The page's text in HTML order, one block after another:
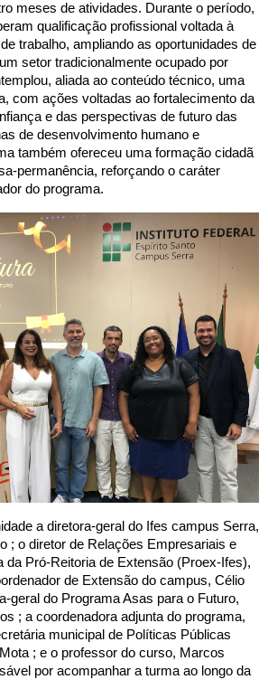
meses de atividades. Durante o período,
qualificação profissional voltada à
trabalho, ampliando as oportunidades de
setor tradicionalmente ocupado por
aliada ao conteúdo técnico, uma
com ações voltadas ao fortalecimento da
e das perspectivas de futuro das
de desenvolvimento humano e
também ofereceu uma formação cidadã
permanência, reforçando o caráter
do programa.
a diretora-geral do Ifes campus Serra,
; o diretor de Relações Empresariais e
da Pró-Reitoria de Extensão (Proex-Ifes),
de Extensão do campus, Célio
geral do Programa Asas para o Futuro,
; a coordenadora adjunta do programa,
municipal de Políticas Públicas
; e o professor do curso, Marcos
por acompanhar a turma ao longo da